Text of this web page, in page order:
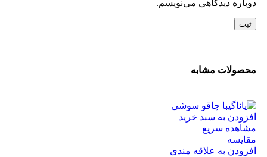
دوباره دیدگاهی می‌نویسم.
محصولات مشابه
افزودن به سبد خرید
مشاهده سریع
مقایسه
افزودن به علاقه مندی